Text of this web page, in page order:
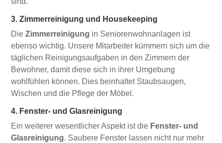
3. Zimmerreinigung und Housekeeping
DieZimmerreinigung in Seniorenwohnanlagen ist
ebenso wichtig. Unsere Mitarbeiter kümmern sich um die
täglichen Reinigungsaufgaben in den Zimmern der
Bewohner, damit diese sich in ihrer Umgebung
wohlfühlen können. Dies beinhaltet Staubsaugen,
Wischen und die Pflege der Möbel.
4. Fenster- und Glasreinigung
Ein weiterer wesentlicher Aspekt ist die Fenster- und
Glasreinigung. Saubere Fenster lassen nicht nur mehr